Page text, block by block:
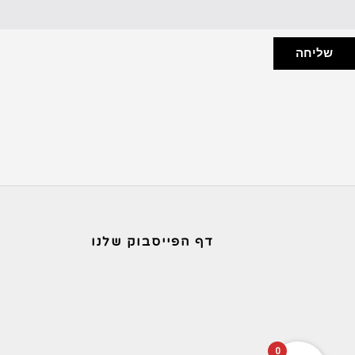
שליחה
דף הפייסבוק שלנו
0